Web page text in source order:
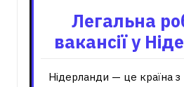
Легальна
вакансії у
Нідерланди — це країна